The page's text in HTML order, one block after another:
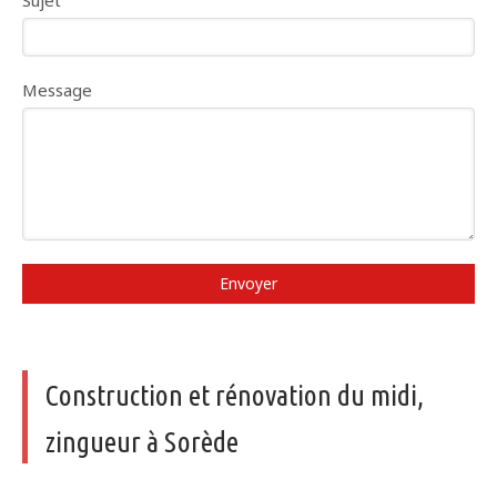
Message
Envoyer
Construction et rénovation du midi,
zingueur à Sorède